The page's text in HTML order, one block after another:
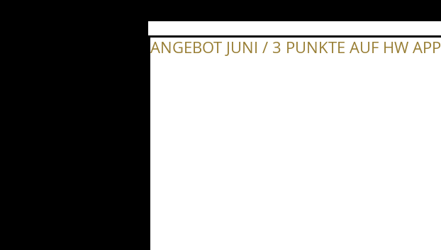
ANGEBOT JUNI / 3 PUNKTE AUF HW APP